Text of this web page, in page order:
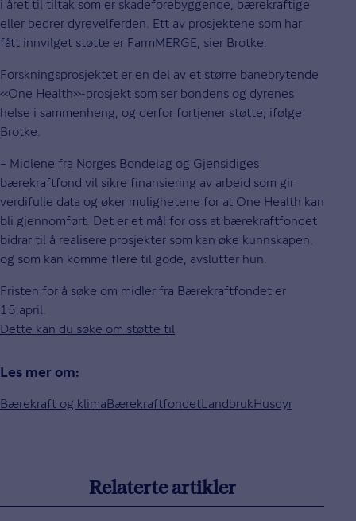
i året til tiltak som er skadeforebyggende, bærekraftige
eller bedrer dyrevelferden. Ett av prosjektene som har
fått innvilget støtte er FarmMERGE, sier Brotke.
Forskningsprosjektet er en del av et større banebrytende
«One Health»-prosjekt som ser bondens og dyrenes
helse i sammenheng, og derfor fortjener støtte, ifølge
Brotke.
– Midlene fra Norges Bondelag og Gjensidiges
bærekraftfond vil sikre finansiering av arbeid som gir
verdifulle data og øker mulighetene for at One Health kan
bli gjennomført. Det er et mål for oss at bærekraftfondet
bidrar til å realisere prosjekter som kan øke kunnskapen,
og som kan komme flere til gode, avslutter hun.
Fristen for å søke om midler fra Bærekraftfondet er
15.april.
Dette kan du søke om støtte til
Les mer om:
Bærekraft og klimaBærekraftfondetLandbrukHusdyr
Relaterte artikler